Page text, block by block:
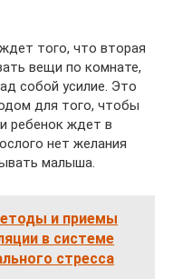
того, что вторая
вещи по комнате,
собой усилие. Это
для того, чтобы
ребенок ждет в
нет желания
малыша.
и приемы
в системе
стресса